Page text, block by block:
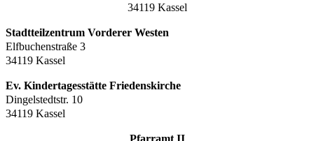
34119 Kassel
Stadtteilzentrum Vorderer Westen
Elfbuchenstraße 3
34119 Kassel
Ev. Kindertagesstätte Friedenskirche
Dingelstedtstr. 10
34119 Kassel
Pfarramt II